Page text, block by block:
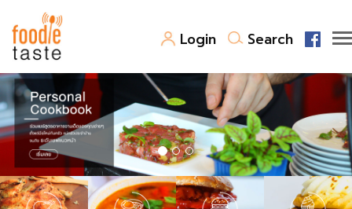
Login Search
สูตรอาหาร
สูตรอาหารล่าสุด
Top Foodie
พาไปชิม
สารพันก้นครัว